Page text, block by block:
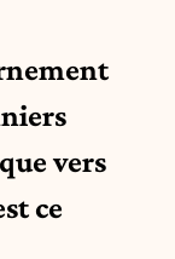
vers
ce